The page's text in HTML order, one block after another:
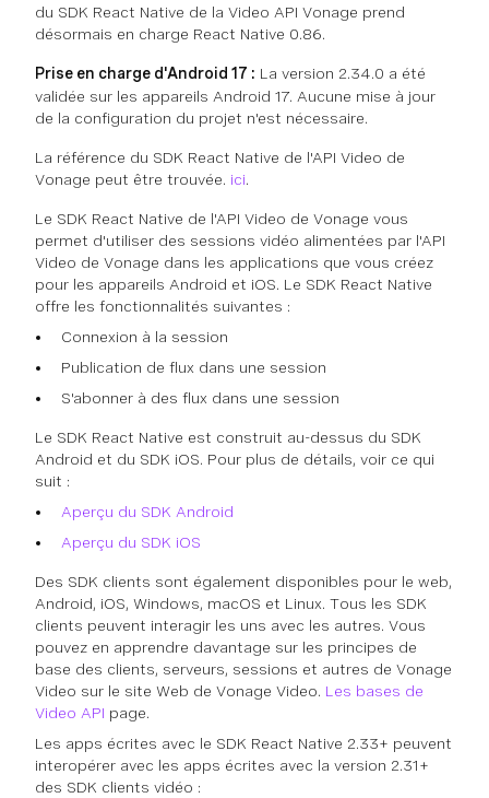
du SDK React Native de la Video API Vonage prend
désormais en charge React Native 0.86.
Prise en charge d'Android 17 : La version 2.34.0 a été
validée sur les appareils Android 17. Aucune mise à jour
de la configuration du projet n'est nécessaire.
La référence du SDK React Native de l'API Video de
Vonage peut être trouvée. ici.
Le SDK React Native de l'API Video de Vonage vous
permet d'utiliser des sessions vidéo alimentées par l'API
Video de Vonage dans les applications que vous créez
pour les appareils Android et iOS. Le SDK React Native
offre les fonctionnalités suivantes :
Connexion à la session
Publication de flux dans une session
S'abonner à des flux dans une session
Le SDK React Native est construit au-dessus du SDK
Android et du SDK iOS. Pour plus de détails, voir ce qui
suit :
Aperçu du SDK Android
Aperçu du SDK iOS
Des SDK clients sont également disponibles pour le web,
Android, iOS, Windows, macOS et Linux. Tous les SDK
clients peuvent interagir les uns avec les autres. Vous
pouvez en apprendre davantage sur les principes de
base des clients, serveurs, sessions et autres de Vonage
Video sur le site Web de Vonage Video. Les bases de
Video API page.
Les apps écrites avec le SDK React Native 2.33+ peuvent
interopérer avec les apps écrites avec la version 2.31+
des SDK clients vidéo :